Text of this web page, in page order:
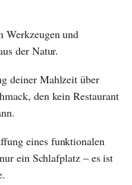
Werkzeugen und
der Natur.
deiner Mahlzeit über
den kein Restaurant
eines funktionalen
ein Schlafplatz – es ist